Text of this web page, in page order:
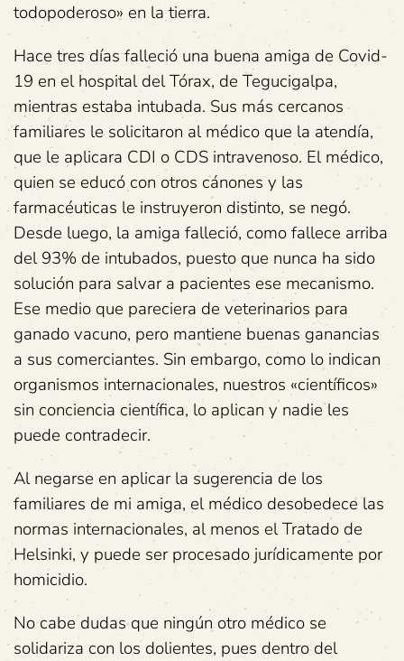
todopoderoso» en la tierra.
Hace tres días falleció una buena amiga de Covid-
19 en el hospital del Tórax, de Tegucigalpa,
mientras estaba intubada. Sus más cercanos
familiares le solicitaron al médico que la atendía,
que le aplicara CDI o CDS intravenoso. El médico,
quien se educó con otros cánones y las
farmacéuticas le instruyeron distinto, se negó.
Desde luego, la amiga falleció, como fallece arriba
del 93% de intubados, puesto que nunca ha sido
solución para salvar a pacientes ese mecanismo.
Ese medio que pareciera de veterinarios para
ganado vacuno, pero mantiene buenas ganancias
a sus comerciantes. Sin embargo, como lo indican
organismos internacionales, nuestros «científicos»
sin conciencia científica, lo aplican y nadie les
puede contradecir.
Al negarse en aplicar la sugerencia de los
familiares de mi amiga, el médico desobedece las
normas internacionales, al menos el Tratado de
Helsinki, y puede ser procesado jurídicamente por
homicidio.
No cabe dudas que ningún otro médico se
solidariza con los dolientes, pues dentro del